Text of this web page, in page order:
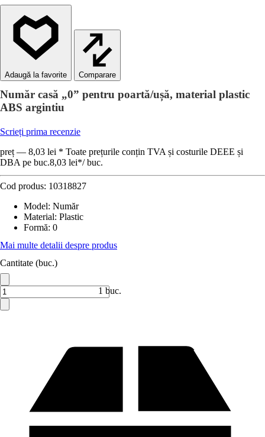
Comparare
Număr casă „0” pentru poartă/ușă, material plastic
ABS argintiu
Scrieți prima recenzie
preț — 8,03 lei * Toate prețurile conțin TVA și costurile DEEE și
DBA pe buc.8,03 lei*/ buc.
Cod produs: 10318827
Model: Număr
Material: Plastic
Formă: 0
Mai multe detalii despre produs
Cantitate (buc.)
1 buc.